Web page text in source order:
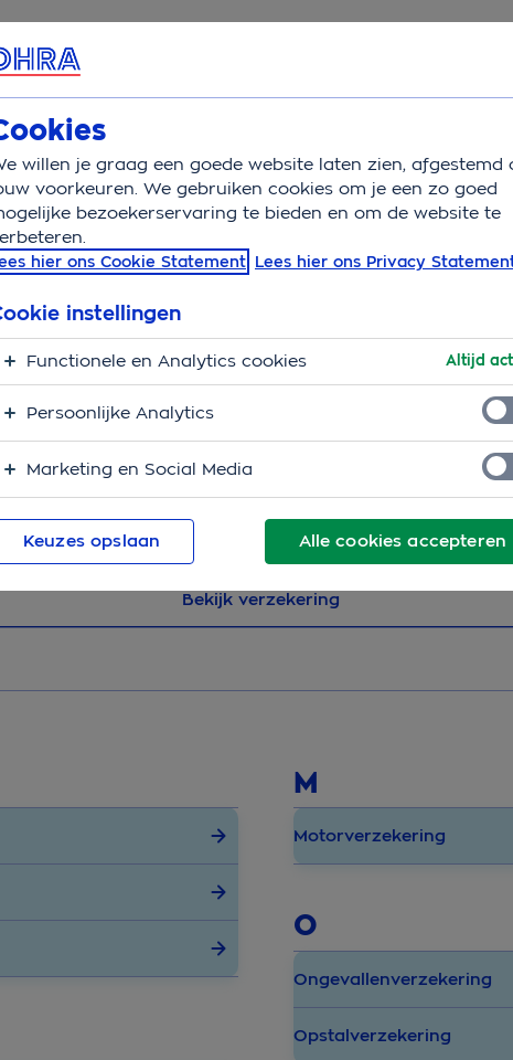
& Contact
Bekijk verzekering
M
Motorverzekering
O
Ongevallenverzekering
Opstalverzekering
willen je graag een goede website laten zien, afgestemd
voorkeuren. We gebruiken cookies om je een zo goed
bezoekerservaring te bieden en om de website te
hier ons Cookie Statement Lees hier ons Privacy
Alle cookies accepteren
instellingen
Functionele en Analytics cookies Altijd
Persoonlijke Analytics
Marketing en Social Media
Keuzes opslaan